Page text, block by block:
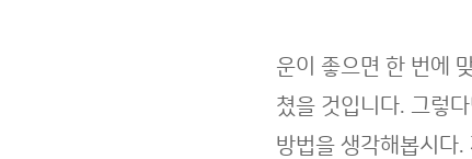
운이 좋으면 한 번에
쳤을 것입니다. 그렇
방법을 생각해봅시다